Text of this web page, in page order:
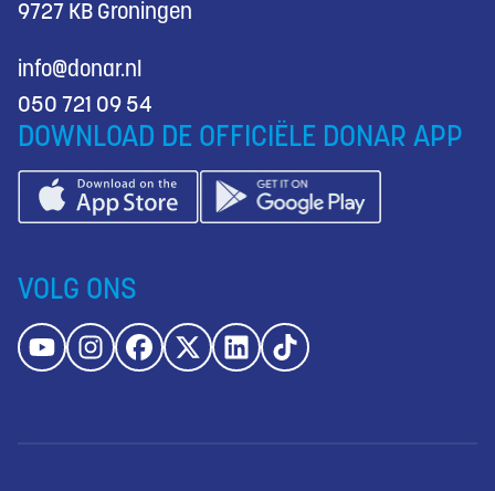
9727 KB Groningen
info@donar.nl
050 721 09 54
DOWNLOAD DE OFFICIËLE DONAR APP
VOLG ONS